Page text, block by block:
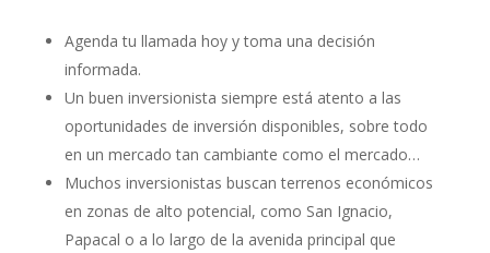
Agenda tu llamada hoy y toma una decisión
informada.
Un buen inversionista siempre está atento a las
oportunidades de inversión disponibles, sobre todo
en un mercado tan cambiante como el mercado…
Muchos inversionistas buscan terrenos económicos
en zonas de alto potencial, como San Ignacio,
Papacal o a lo largo de la avenida principal que